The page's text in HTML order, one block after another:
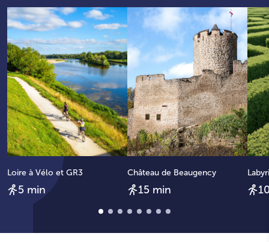
Loire à Vélo et GR3
5 min
Château de Beaugency
15 min